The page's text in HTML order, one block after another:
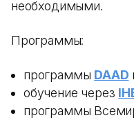
необходимыми.
Программы:
программы DAAD
обучение через
программы